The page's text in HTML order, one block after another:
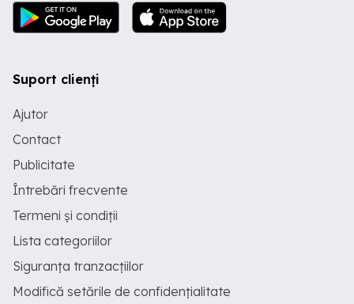
Suport clienți
Ajutor
Contact
Publicitate
Întrebări frecvente
Termeni și condiții
Lista categoriilor
Siguranța tranzacțiilor
Modifică setările de confidențialitate